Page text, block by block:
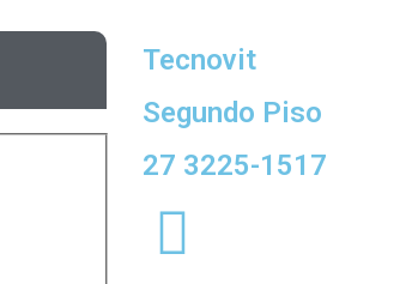
Tecnovit
Segundo Piso
27 3225-1517